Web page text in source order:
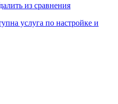
из сравнения
услуга по настройке и